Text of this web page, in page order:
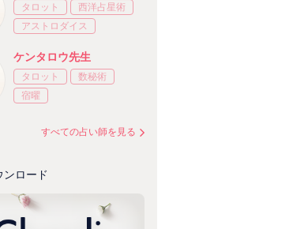
タロット
西洋占星術
アストロダイス
ケンタロウ先生
タロット
数秘術
宿曜
すべての占い師を見る
ンロード